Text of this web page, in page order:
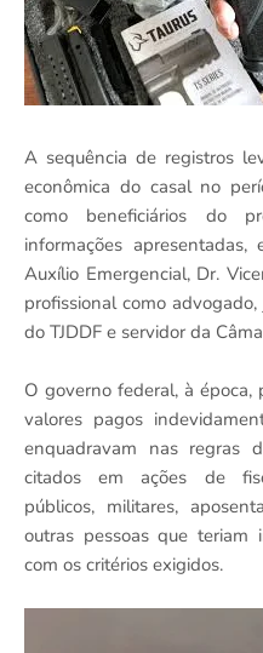
A sequência de registros
econômica do casal no
como beneficiários do
informações
Auxílio Emergencial, Dr.
profissional como
do TJDDF e servidor da
O governo federal, à época,
valores pagos
enquadravam nas regras
citados em ações de
públicos, militares,
outras pessoas que teriam
com os critérios exigidos.